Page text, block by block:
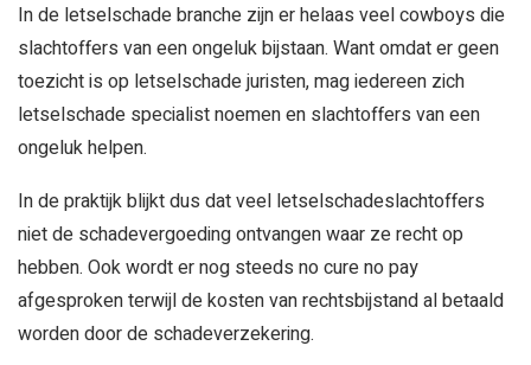
In de letselschade branche zijn er helaas veel cowboys die
slachtoffers van een ongeluk bijstaan. Want omdat er geen
toezicht is op letselschade juristen, mag iedereen zich
letselschade specialist noemen en slachtoffers van een
ongeluk helpen.
In de praktijk blijkt dus dat veel letselschadeslachtoffers
niet de schadevergoeding ontvangen waar ze recht op
hebben. Ook wordt er nog steeds no cure no pay
afgesproken terwijl de kosten van rechtsbijstand al betaald
worden door de schadeverzekering.